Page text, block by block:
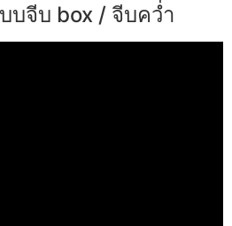
บจีบ box / จีบคว่ำ